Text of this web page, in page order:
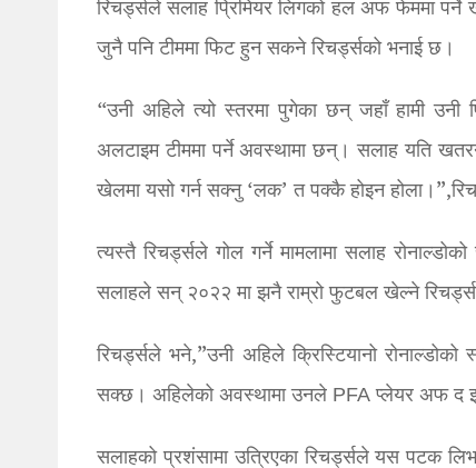
रिचर्ड्सले सलाह प्रिमियर लिगको हल अफ फेममा पर्ने
जुनै पनि टीममा फिट हुन सकने रिचर्ड्सको भनाई छ।
“उनी अहिले त्यो स्तरमा पुगेका छन् जहाँ हामी
अलटाइम टीममा पर्ने अवस्थामा छन्। सलाह यति
खेलमा यसो गर्न सक्नु ‘लक’ त पक्कै होइन
त्यस्तै रिचर्ड्सले गोल गर्ने मामलामा सलाह
सलाहले सन् २०२२ मा झनै राम्रो फुटबल खेल्ने
रिचर्ड्सले भने,”उनी अहिले क्रिस्टियानो
सक्छ। अहिलेको अवस्थामा उनले PFA प्लेयर अफ द
सलाहको प्रशंसामा उत्रिएका रिचर्ड्सले यस पटक